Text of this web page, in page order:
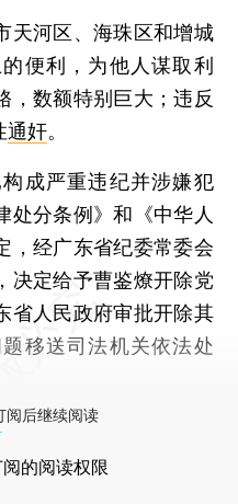
河区、海珠区和增城
便利，为他人谋取利
，数额特别巨大；违反
通奸。
成严重违纪并涉嫌犯
处分条例》和《中华人
，经广东省纪委常委会
决定给予曹鉴燎开除党
省人民政府审批开除其
移送司法机关依法处
阅后继续阅读
的阅读权限